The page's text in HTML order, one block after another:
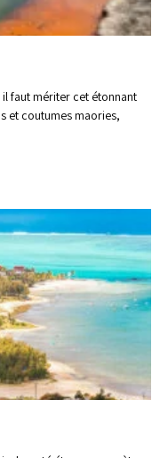
il faut mériter cet étonnant
et coutumes maories,